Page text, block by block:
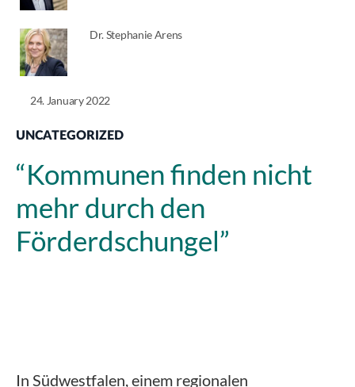
Dr. Stephanie Arens
24. January 2022
UNCATEGORIZED
“Kommunen finden nicht
mehr durch den
Förderdschungel”
In Südwestfalen, einem regionalen